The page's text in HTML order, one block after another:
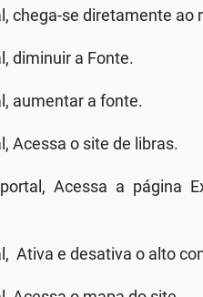
chega-se diretamente ao
diminuir a Fonte.
aumentar a fonte.
Acessa o site de libras.
Acessa a página
Ativa e desativa o alto